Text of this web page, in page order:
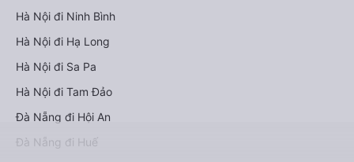
Hà Nội đi Ninh Bình
Hà Nội đi Hạ Long
Hà Nội đi Sa Pa
Hà Nội đi Tam Đảo
Đà Nẵng đi Hội An
Đà Nẵng đi Huế